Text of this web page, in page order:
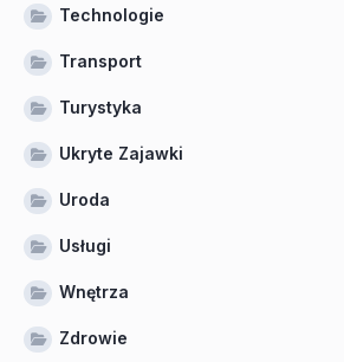
Technologie
Transport
Turystyka
Ukryte Zajawki
Uroda
Usługi
Wnętrza
Zdrowie